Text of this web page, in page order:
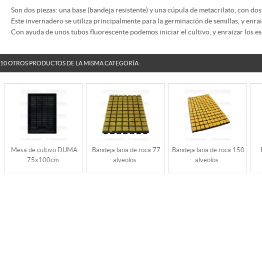
Son dos piezas: una base (bandeja resistente) y una cúpula de metacrilato, con
Este invernadero se utiliza principalmente para la germinación de semillas, y
Con ayuda de unos tubos fluorescente podemos iniciar el cultivo, y enraizar los
10 OTROS PRODUCTOS DE LA MISMA CATEGORÍA:
Mesa de cultivo DUMA
75x100cm
Bandeja lana de roca 77
alveolos
Bandeja lana de roca 150
alveolos